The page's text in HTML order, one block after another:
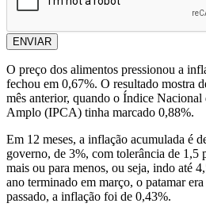
ENVIAR
O preço dos alimentos pressionou a
fechou em 0,67%. O resultado mostra
mês anterior, quando o Índice
Amplo (IPCA) tinha marcado 0,88%.
Em 12 meses, a inflação acumulada é
governo, de 3%, com tolerância de 1,5
mais ou para menos, ou seja, indo até
ano terminado em março, o patamar
passado, a inflação foi de 0,43%.